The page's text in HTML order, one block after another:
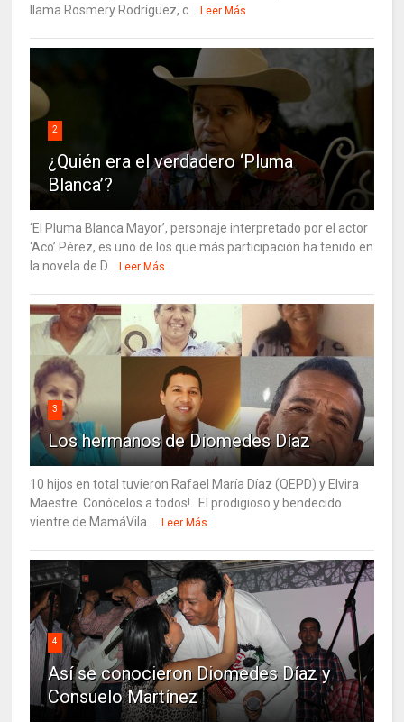
llama Rosmery Rodríguez, c... Leer Más
2
¿Quién era el verdadero ‘Pluma
Blanca’?
‘El Pluma Blanca Mayor’, personaje interpretado por el actor
‘Aco’ Pérez, es uno de los que más participación ha tenido en
la novela de D... Leer Más
3
Los hermanos de Diomedes Díaz
10 hijos en total tuvieron Rafael María Díaz (QEPD) y Elvira
Maestre. Conócelos a todos!. El prodigioso y bendecido
vientre de MamáVila ... Leer Más
4
Así se conocieron Diomedes Díaz y
Consuelo Martínez